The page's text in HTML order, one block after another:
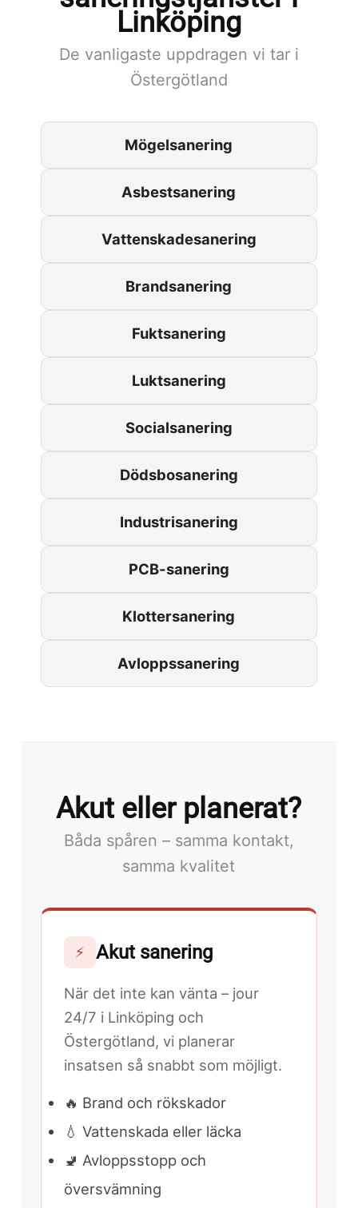
Linköping
De vanligaste uppdragen vi tar i
Östergötland
Mögelsanering
Asbestsanering
Vattenskadesanering
Brandsanering
Fuktsanering
Luktsanering
Socialsanering
Dödsbosanering
Industrisanering
PCB-sanering
Klottersanering
Avloppssanering
Akut eller planerat?
Båda spåren – samma kontakt,
samma kvalitet
⚡ Akut sanering
När det inte kan vänta – jour
24/7 i Linköping och
Östergötland, vi planerar
insatsen så snabbt som möjligt.
🔥 Brand och rökskador
💧 Vattenskada eller läcka
🚽 Avloppsstopp och
översvämning